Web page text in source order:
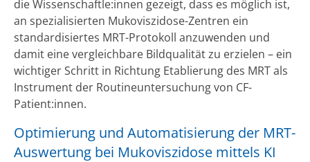
die Wissenschaftle:innen gezeigt, dass es möglich ist,
an spezialisierten Mukoviszidose-Zentren ein
standardisiertes MRT-Protokoll anzuwenden und
damit eine vergleichbare Bildqualität zu erzielen – ein
wichtiger Schritt in Richtung Etablierung des MRT als
Instrument der Routineuntersuchung von CF-
Patient:innen.
Optimierung und Automatisierung der MRT-
Auswertung bei Mukoviszidose mittels KI